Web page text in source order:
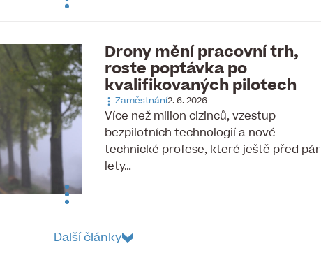
Drony mění pracovní trh,
roste poptávka po
kvalifikovaných pilotech
Zaměstnání2. 6. 2026
Více než milion cizinců, vzestup
bezpilotních technologií a nové
technické profese, které ještě před pár
lety…
Další články